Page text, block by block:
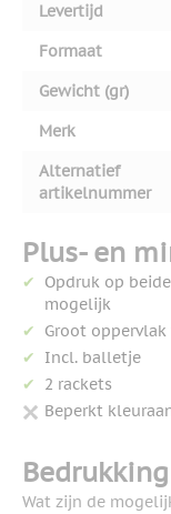
Levertijd
Formaat
Gewicht (gr)
Merk
Alternatief
artikelnummer
Plus- en
Opdruk op
mogelijk
Groot
Incl. balletje
2 rackets
Beperkt
Bedrukking
Wat zijn de